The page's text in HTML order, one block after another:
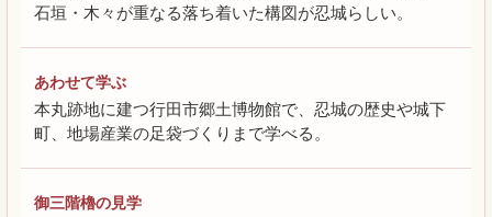
石垣・木々が重なる落ち着いた構図が忍城らしい。
あわせて学ぶ
本丸跡地に建つ行田市郷土博物館で、忍城の歴史や城下
町、地場産業の足袋づくりまで学べる。
御三階櫓の見学